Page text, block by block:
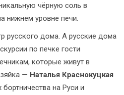
чёрную соль в
нижнем уровне печи.
русского дома. А русские дома
по печке гости
которые живут в
— Наталья Краснокуцкая
на Руси и